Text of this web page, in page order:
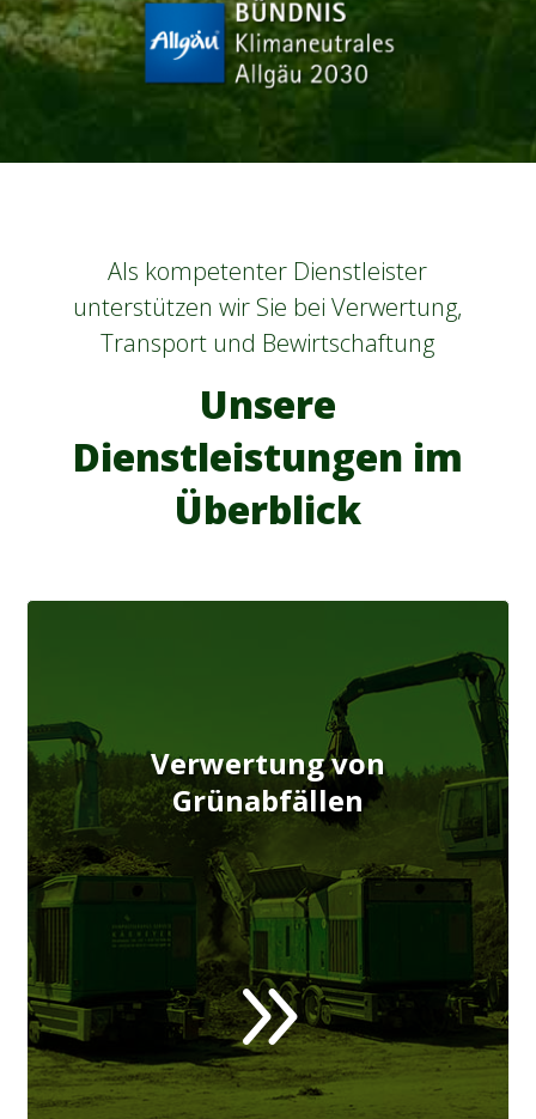
Als kompetenter Dienstleister
unterstützen wir Sie bei Verwertung,
Transport und Bewirtschaftung
Unsere
Dienstleistungen im
Überblick
Verwertung von
Grünabfällen
9